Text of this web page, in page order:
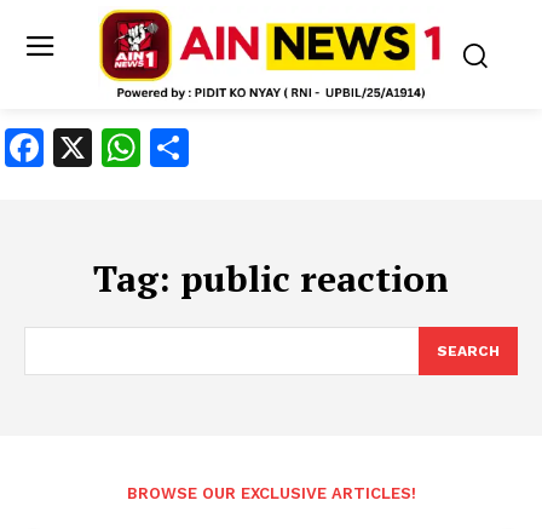
Facebook
X WhatsApp
Tag: public reaction
SEARCH
BROWSE OUR EXCLUSIVE ARTICLES!